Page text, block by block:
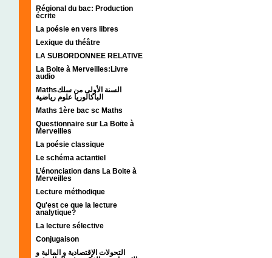
Régional du bac: Production
écrite
La poésie en vers libres
Lexique du théâtre
LA SUBORDONNEE RELATIVE
La Boite à Merveilles:Livre
audio
Mathsالسنة الأولى من سلك
الباكالوريا علوم رياضية
Maths 1ère bac sc Maths
Questionnaire sur La Boite à
Merveilles
La poésie classique
Le schéma actantiel
L’énonciation dans La Boite à
Merveilles
Lecture méthodique
Qu'est ce que la lecture
analytique?
La lecture sélective
Conjugaison
التحولات الإقتصادية و المالية و